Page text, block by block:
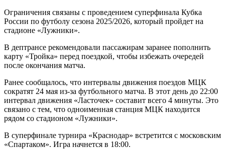
Ограничения связаны с проведением суперфинала Кубка
России по футболу сезона 2025/2026, который пройдет на
стадионе «Лужники».
В дептрансе рекомендовали пассажирам заранее пополнить
карту «Тройка» перед поездкой, чтобы избежать очередей
после окончания матча.
Ранее сообщалось, что интервалы движения поездов МЦК
сократят 24 мая из-за футбольного матча. В этот день до 22:00
интервал движения «Ласточек» составит всего 4 минуты. Это
связано с тем, что одноименная станция МЦК находится
рядом со стадионом «Лужники».
В суперфинале турнира «Краснодар» встретится с московским
«Спартаком». Игра начнется в 18:00.